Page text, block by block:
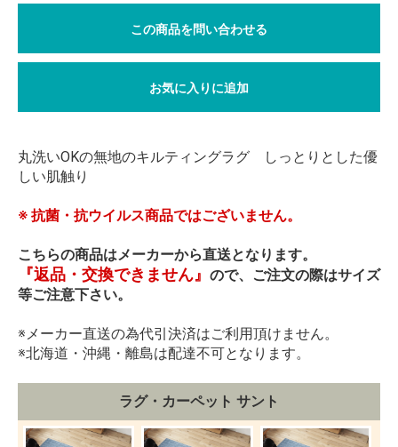
この商品を問い合わせる
お気に入りに追加
丸洗いOKの無地のキルティングラグ しっとりとした優
しい肌触り
※ 抗菌・抗ウイルス商品ではございません。
こちらの商品はメーカーから直送となります。
『返品・交換できません』 ので、ご注文の際はサイズ
等ご注意下さい。
※メーカー直送の為代引決済はご利用頂けません。
※北海道・沖縄・離島は配達不可となります。
ラグ・カーペット サント